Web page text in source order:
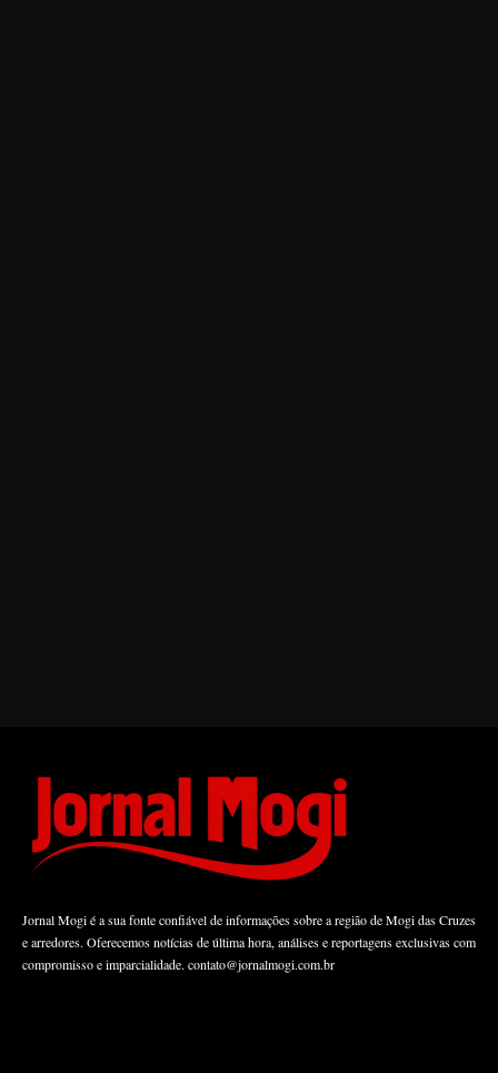
Jornal Mogi é a sua fonte confiável de informações sobre a região de Mogi das Cruzes
e arredores. Oferecemos notícias de última hora, análises e reportagens exclusivas com
compromisso e imparcialidade. contato@jornalmogi.com.br